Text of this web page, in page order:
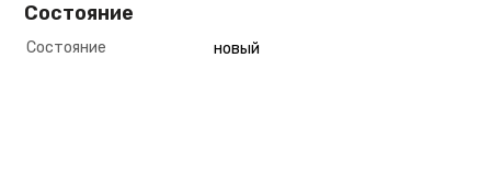
Состояние
Состояние новый